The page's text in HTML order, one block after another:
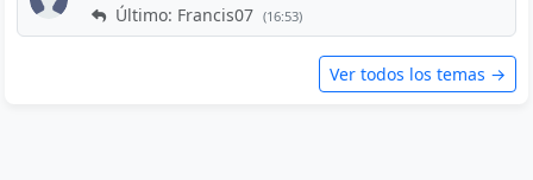
Último: Francis07 (16:53)
Ver todos los temas →